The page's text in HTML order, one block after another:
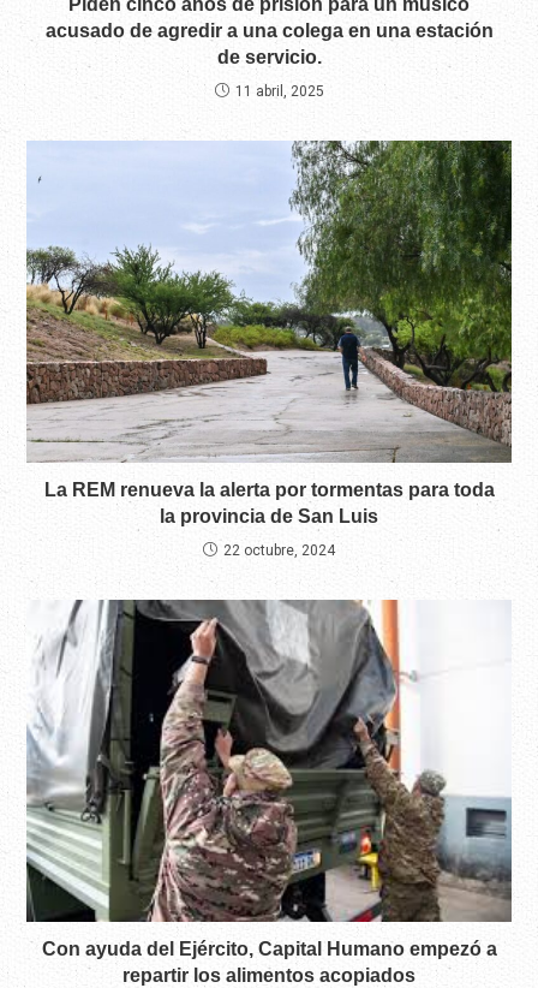
acusado de agredir a una colega en una estación
de servicio.
11 abril, 2025
La REM renueva la alerta por tormentas para toda
la provincia de San Luis
22 octubre, 2024
Con ayuda del Ejército, Capital Humano empezó a
repartir los alimentos acopiados